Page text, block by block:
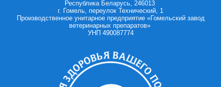
Республика Беларусь, 246013
г. Гомель, переулок Технический, 1
Производственное унитарное предприятие «Гомельский завод
ветеринарных препаратов»
УНП 490087774